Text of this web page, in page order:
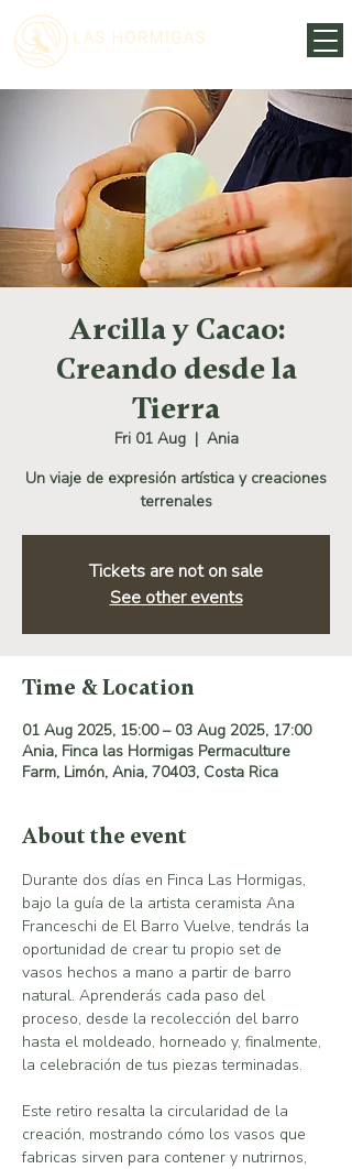
Arcilla y Cacao:
Creando desde la
Tierra
Fri 01 Aug
  |
Ania
Un viaje de expresión artística y creaciones
terrenales
Tickets are not on sale
See other events
Time & Location
01 Aug 2025, 15:00 – 03 Aug 2025, 17:00
Ania, Finca las Hormigas Permaculture
Farm, Limón, Ania, 70403, Costa Rica
About the event
Durante dos días en Finca Las Hormigas,
bajo la guía de la artista ceramista Ana
Franceschi de El Barro Vuelve, tendrás la
oportunidad de crear tu propio set de
vasos hechos a mano a partir de barro
natural. Aprenderás cada paso del
proceso, desde la recolección del barro
hasta el moldeado, horneado y, finalmente,
la celebración de tus piezas terminadas.
Este retiro resalta la circularidad de la
creación, mostrando cómo los vasos que
fabricas sirven para contener y nutrirnos,